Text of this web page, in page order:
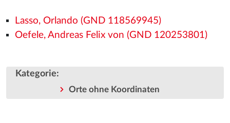
Lasso, Orlando (GND 118569945)
Oefele, Andreas Felix von (GND 120253801)
Kategorie:
Orte ohne Koordinaten